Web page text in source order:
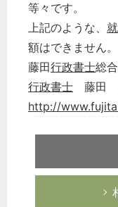
等々です。
上記のような、
額はできません。
藤田行政書士総
行政書士 藤田
http://